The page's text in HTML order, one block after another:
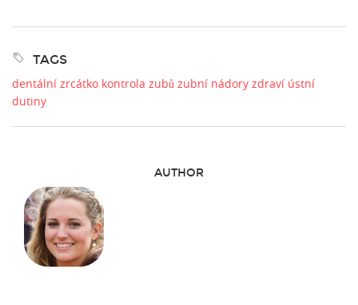
TAGS
dentální zrcátko kontrola zubů zubní nádory zdraví ústní
dutiny
AUTHOR